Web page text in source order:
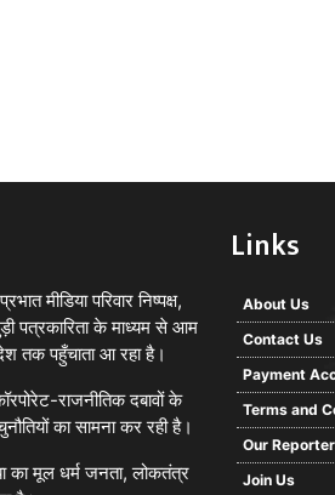
मीडिया परिवार निष्पक्ष,
पत्रकारिता के माध्यम से आम
तक पहुँचाता आ रहा है।
राजनीतिक दबावों के
का सामना कर रही है।
का मूल धर्म जनता, लोकतंत्र
Links
About Us
Contact Us
Payment
Terms and
Our
Join Us